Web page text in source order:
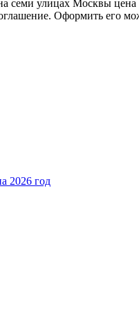
семи улицах Москвы цена
Оформить его
2026 год